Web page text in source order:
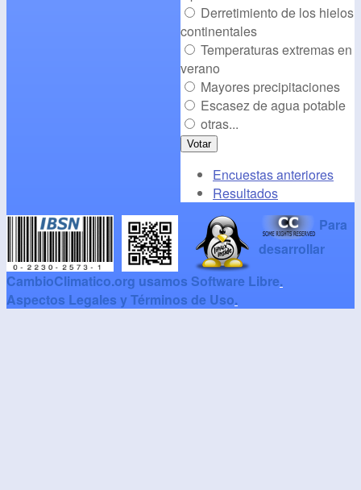
Derretimiento de los hielos
continentales
Temperaturas extremas en
verano
Mayores precipitaciones
Escasez de agua potable
otras...
Encuestas anteriores
Resultados
Para
desarrollar
CambioClimatico.org usamos Software Libre.
Aspectos Legales y Términos de Uso.